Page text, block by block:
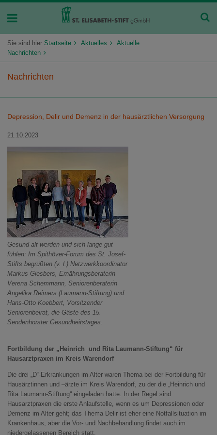
Sie sind hier Startseite Aktuelles
Aktuelle
Nachrichten
Nachrichten
Depression, Delir und Demenz in der hausärztlichen Versorgung
21.10.2023
Gesund alt werden und sich lange gut
fühlen: Im Spithöver-Forum des St. Josef-
Stifts begrüßten (v. l.) Netzwerkkoordinator
Markus Giesbers, Ernährungsberaterin
Verena Schemmann, Seniorenberaterin
Angelika Reimers (Laumann-Stiftung) und
Hans-Otto Koebbert, Vorsitzender
Seniorenbeirat, die Gäste des 15.
Sendenhorster Gesundheitstages.
Fortbildung der „Heinrich und Rita Laumann-Stiftung“ für
Hausarztpraxen im Kreis Warendorf
Die drei „D“-Erkrankungen im Alter waren Thema bei der Fortbildung für
Hausärztinnen und –ärzte im Kreis Warendorf, zu der die „Heinrich und
Rita Laumann-Stiftung“ eingeladen hatte. In der Regel sind
Hausarztpraxen die erste Anlaufstelle, wenn es um Depressionen oder
Demenz im Alter geht; das Thema Delir ist eher eine Notfallsituation im
Krankenhaus, aber die Vor- und Nachbehandlung findet auch im
niedergelassenen Bereich statt.